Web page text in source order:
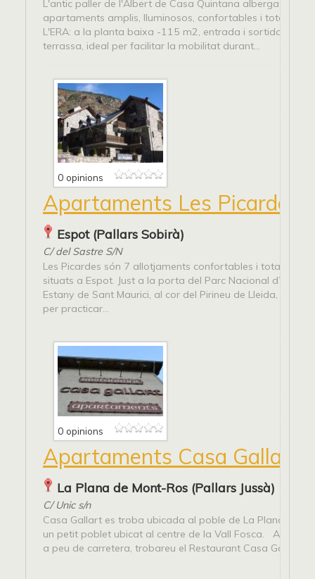
L'antic paller de l'Albert de Casa Quintana alberga tres
apartaments amplis, lluminosos, confortables i totalment
L'ERA: a la planta baixa -115 m2, entrada i sortida
terrassa, ideal per facilitar la mobilitat durant...
0 opinions
Apartaments Les Picardes
Espot (Pallars Sobirà)
C/ del Sastre S/N
Les Picardes són 7 allotjaments confortables i totalment
situats a Espot. Just a la porta del Parc Nacional d’Aigües
Estany de Sant Maurici, al cor del Pirineu de Lleida, lloc
per practicar...
0 opinions
Apartaments Casa Gallart
La Plana de Mont-Ros (Pallars Jussà)
C/ Unic s/n
Casa Gallart es troba ubicada al poble de La Plana de
un petit poblet ubicat al centre de la Vall Fosca. A la
a peu de carretera, trobareu el Restaurant Casa Gallart,